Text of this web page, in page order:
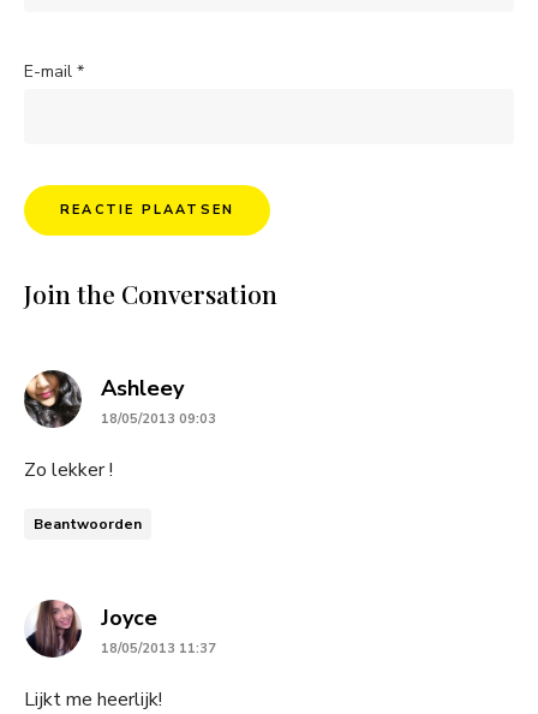
E-mail *
Join the Conversation
Ashleeysays:
18/05/2013 09:03
Zo lekker !
Beantwoorden
Joycesays:
18/05/2013 11:37
Lijkt me heerlijk!